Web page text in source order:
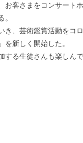
客さまをコンサー
、芸術鑑賞活動を
新しく開始した。
る生徒さんも楽し